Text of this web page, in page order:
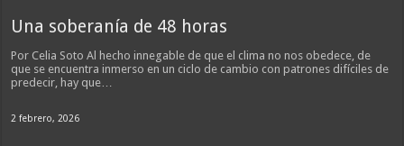
Una soberanía de 48 horas
Por Celia Soto Al hecho innegable de que el clima no nos obedece, de
que se encuentra inmerso en un ciclo de cambio con patrones difíciles de
predecir, hay que…
2 febrero, 2026